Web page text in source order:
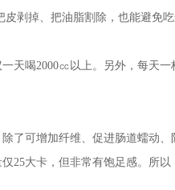
皮剥掉、把油脂割除，也能避免
喝2000㏄以上。另外，每天一
可增加纤维、促进肠道蠕动、
25大卡，但非常有饱足感。所